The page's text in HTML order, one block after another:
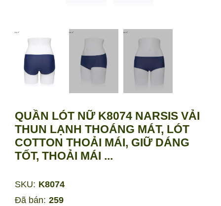
QUẦN LÓT NỮ K8074 NARSIS VẢI
THUN LẠNH THOÁNG MÁT, LÓT
COTTON THOẢI MÁI, GIỮ DÁNG
TỐT, THOẢI MÁI ...
Đã bán: 259
SKU: K8074